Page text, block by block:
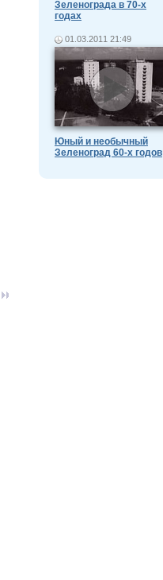
Зеленограда в 70-х
годах
01.03.2011 21:49
Юный и необычный
Зеленоград 60-х годов